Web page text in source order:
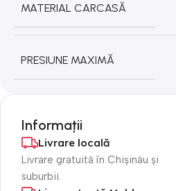
MATERIAL CARCASĂ
PRESIUNE MAXIMĂ
Informații
Livrare locală
Livrare gratuită în Chișinău și
suburbii.